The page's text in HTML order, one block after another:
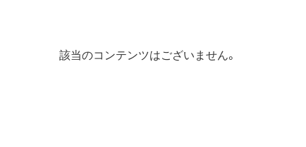
該当のコンテンツはございません。